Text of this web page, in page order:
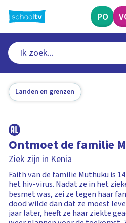
naar
hoofdinhoud
PO
Landen en grenzen
Ontmoet de familie
Ziek zijn in Kenia
Faith van de familie Muthuku is
het hiv-virus. Nadat ze in het
besmet was, zei ze tegen haar
dood wilde dan dat ze moest
jaar later, heeft ze haar ziekte